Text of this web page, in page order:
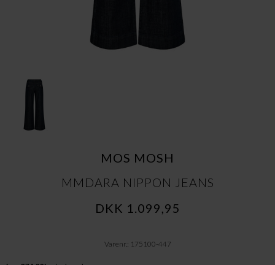
MOS MOSH
MMDARA NIPPON JEANS
DKK 1.099,95
Varenr.: 175100-447